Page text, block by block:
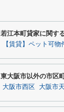
若江本町貸家に関す
【賃貸】ペット可物
東大阪市以外の市区
大阪市西区 大阪市